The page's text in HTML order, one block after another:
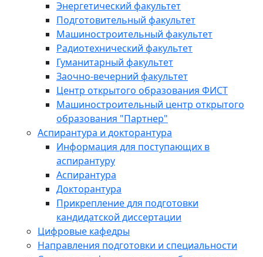
Энергетический факультет
Подготовительный факультет
Машиностроительный факультет
Радиотехнический факультет
Гуманитарный факультет
Заочно-вечерний факультет
Центр открытого образования ФИСТ
Машиностроительный центр открытого
образования "Партнер"
Аспирантура и докторантура
Информация для поступающих в
аспирантуру
Аспирантура
Докторантура
Прикрепление для подготовки
кандидатской диссертации
Цифровые кафедры
Направления подготовки и специальности